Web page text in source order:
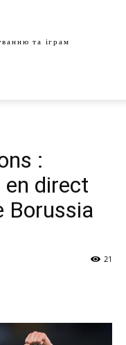
та іграм
:
direct
Borussia
21